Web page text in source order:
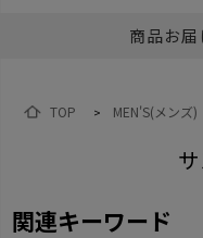
商品お
TOP > MEN'S(メンズ)
関連キーワード